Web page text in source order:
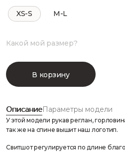
XS-S M-L
Какой мой размер?
В корзину
Описание
У этой модели рукав реглан,
так же на спине вышит наш логотип.
Свитшот регулируется по длине
Параметры модели